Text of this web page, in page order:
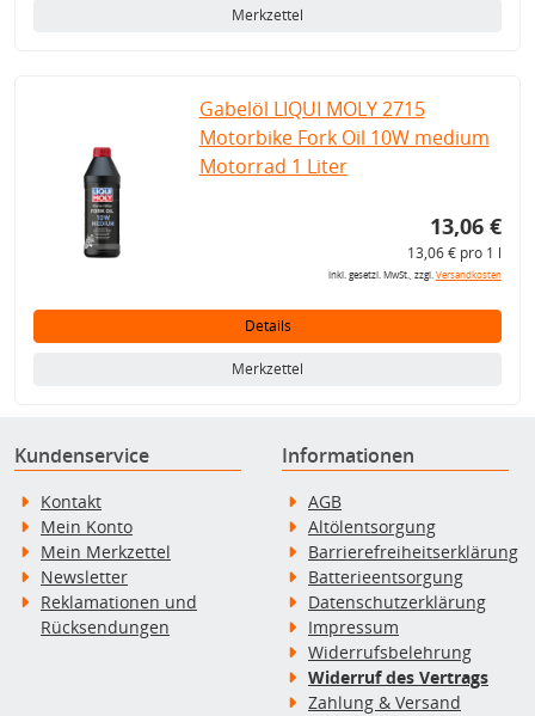
Merkzettel
Gabelöl LIQUI MOLY 2715
Motorbike Fork Oil 10W medium
Motorrad 1 Liter
13,06 €
13,06 € pro 1 l
inkl. gesetzl. MwSt., zzgl.Versandkosten
Details
Merkzettel
Kundenservice
Kontakt
Mein Konto
Mein Merkzettel
Newsletter
Reklamationen und
Rücksendungen
Informationen
AGB
Altölentsorgung
Barrierefreiheitserklärung
Batterieentsorgung
Datenschutzerklärung
Impressum
Widerrufsbelehrung
Widerruf des Vertrags
Zahlung & Versand